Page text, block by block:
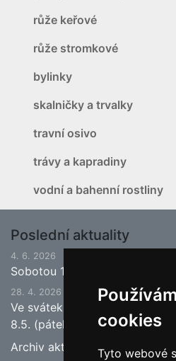
cookies
Tyto webové
růže keřové
růže stromkové
bylinky
skalničky a trvalky
travní osivo
trávy a kapradiny
vodní a bahenní rostliny
Poslední aktuality
4. 6. 2026
Sobotou 13.6.2026 bude
28. 4. 2026
Ve svátek 1.5. (pátek) bude
8.5. (pátek) bude otevřeno.
Archiv aktualit